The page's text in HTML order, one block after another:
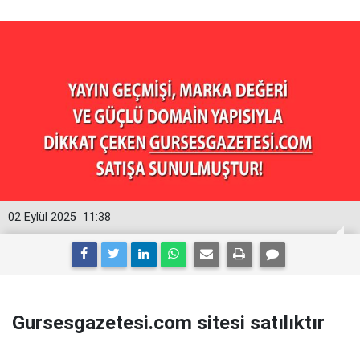
11:38
02 Eylül 2025
Gursesgazetesi.com sitesi satılıktır